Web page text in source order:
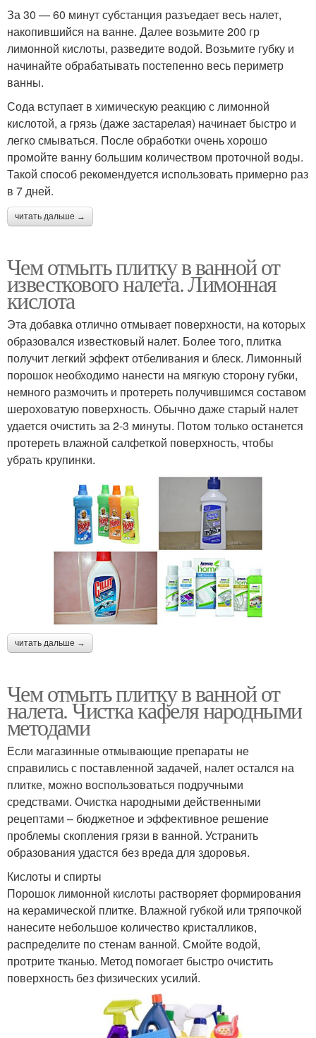
За 30 — 60 минут субстанция разъедает весь налет,
накопившийся на ванне. Далее возьмите 200 гр
лимонной кислоты, разведите водой. Возьмите губку и
начинайте обрабатывать постепенно весь периметр
ванны.
Сода вступает в химическую реакцию с лимонной
кислотой, а грязь (даже застарелая) начинает быстро и
легко смываться. После обработки очень хорошо
промойте ванну большим количеством проточной воды.
Такой способ рекомендуется использовать примерно раз
в 7 дней.
читать дальше →
Чем отмыть плитку в ванной от
известкового налета. Лимонная
кислота
Эта добавка отлично отмывает поверхности, на которых
образовался известковый налет. Более того, плитка
получит легкий эффект отбеливания и блеск. Лимонный
порошок необходимо нанести на мягкую сторону губки,
немного размочить и протереть получившимся составом
шероховатую поверхность. Обычно даже старый налет
удается очистить за 2-3 минуты. Потом только останется
протереть влажной салфеткой поверхность, чтобы
убрать крупинки.
читать дальше →
Чем отмыть плитку в ванной от
налета. Чистка кафеля народными
методами
Если магазинные отмывающие препараты не
справились с поставленной задачей, налет остался на
плитке, можно воспользоваться подручными
средствами. Очистка народными действенными
рецептами – бюджетное и эффективное решение
проблемы скопления грязи в ванной. Устранить
образования удастся без вреда для здоровья.
Кислоты и спирты
Порошок лимонной кислоты растворяет формирования
на керамической плитке. Влажной губкой или тряпочкой
нанесите небольшое количество кристалликов,
распределите по стенам ванной. Смойте водой,
протрите тканью. Метод помогает быстро очистить
поверхность без физических усилий.